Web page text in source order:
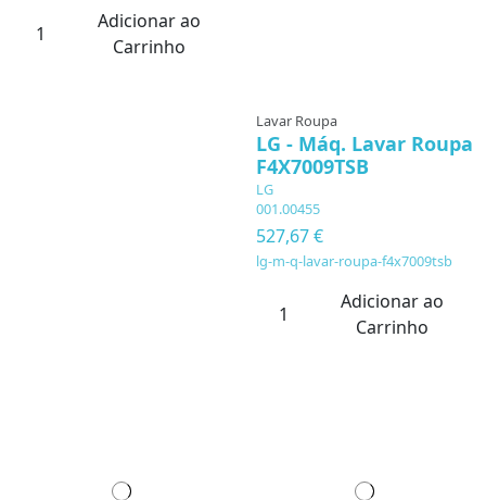
Adicionar ao
Carrinho
Lavar Roupa
LG - Máq. Lavar Roupa
F4X7009TSB
LG
001.00455
527,67 €
lg-m-q-lavar-roupa-f4x7009tsb
Adicionar ao
Carrinho